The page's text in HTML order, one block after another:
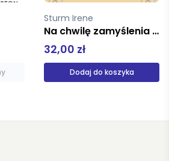
Michalik Gabriel
Kobieta pracująca Rzecz o Irenie Kwiatkowskiej i jej czasach
29,80 zł
Dodaj do koszyka